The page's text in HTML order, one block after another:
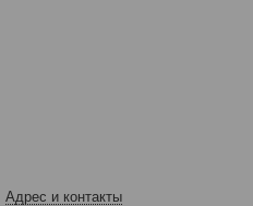
Адрес и контакты